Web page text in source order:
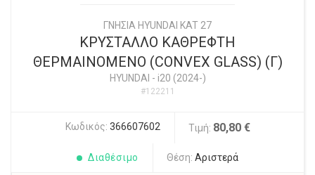
ΓΝΗΣΙΑ HYUNDAI KAT 27
ΚΡΥΣΤΑΛΛΟ ΚΑΘΡΕΦΤΗ
ΘΕΡΜΑΙΝΟΜΕΝΟ (CONVEX GLASS) (Γ)
HYUNDAI - i20 (2024-)
#122211
Κωδικός: 366607602 Τιμή: 80,80 €
Διαθέσιμο Θέση: Αριστερά